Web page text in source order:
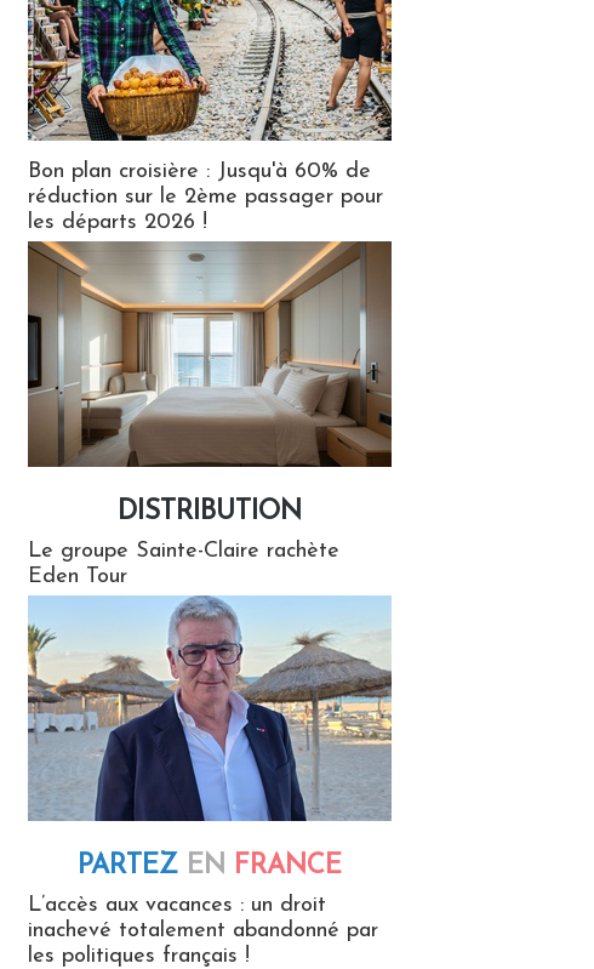
Bon plan croisière : Jusqu'à 60% de
réduction sur le 2ème passager pour
les départs 2026 !
DISTRIBUTION
Le groupe Sainte-Claire rachète
Eden Tour
PARTEZ EN FRANCE
L’accès aux vacances : un droit
inachevé totalement abandonné par
les politiques français !